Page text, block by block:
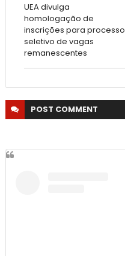
UEA divulga
homologação de
inscrições para processo
seletivo de vagas
remanescentes
POST COMMENT